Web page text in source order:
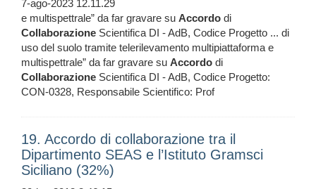
7-ago-2023 12.11.29
e multispettrale” da far gravare su Accordo di
Collaborazione Scientifica DI - AdB, Codice Progetto ... di
uso del suolo tramite telerilevamento multipiattaforma e
multispettrale” da far gravare su Accordo di
Collaborazione Scientifica DI - AdB, Codice Progetto:
CON-0328, Responsabile Scientifico: Prof
19. Accordo di collaborazione tra il
Dipartimento SEAS e l’Istituto Gramsci
Siciliano (32%)